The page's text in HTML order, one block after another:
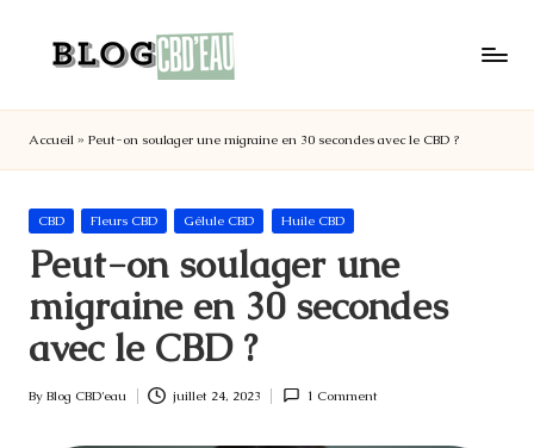
content
o
C
B
D
'e
a
u
CBD
France
CBD'eau
Accueil » Peut-on soulager une migraine en 30 secondes avec le CBD ?
Posted
CBD Fleurs CBD Gélule CBD Huile CBD
Peut-on soulager une
migraine en 30 secondes
avec le CBD ?
Posted
By Blog CBD'eau juillet 24, 2023 1 Comment